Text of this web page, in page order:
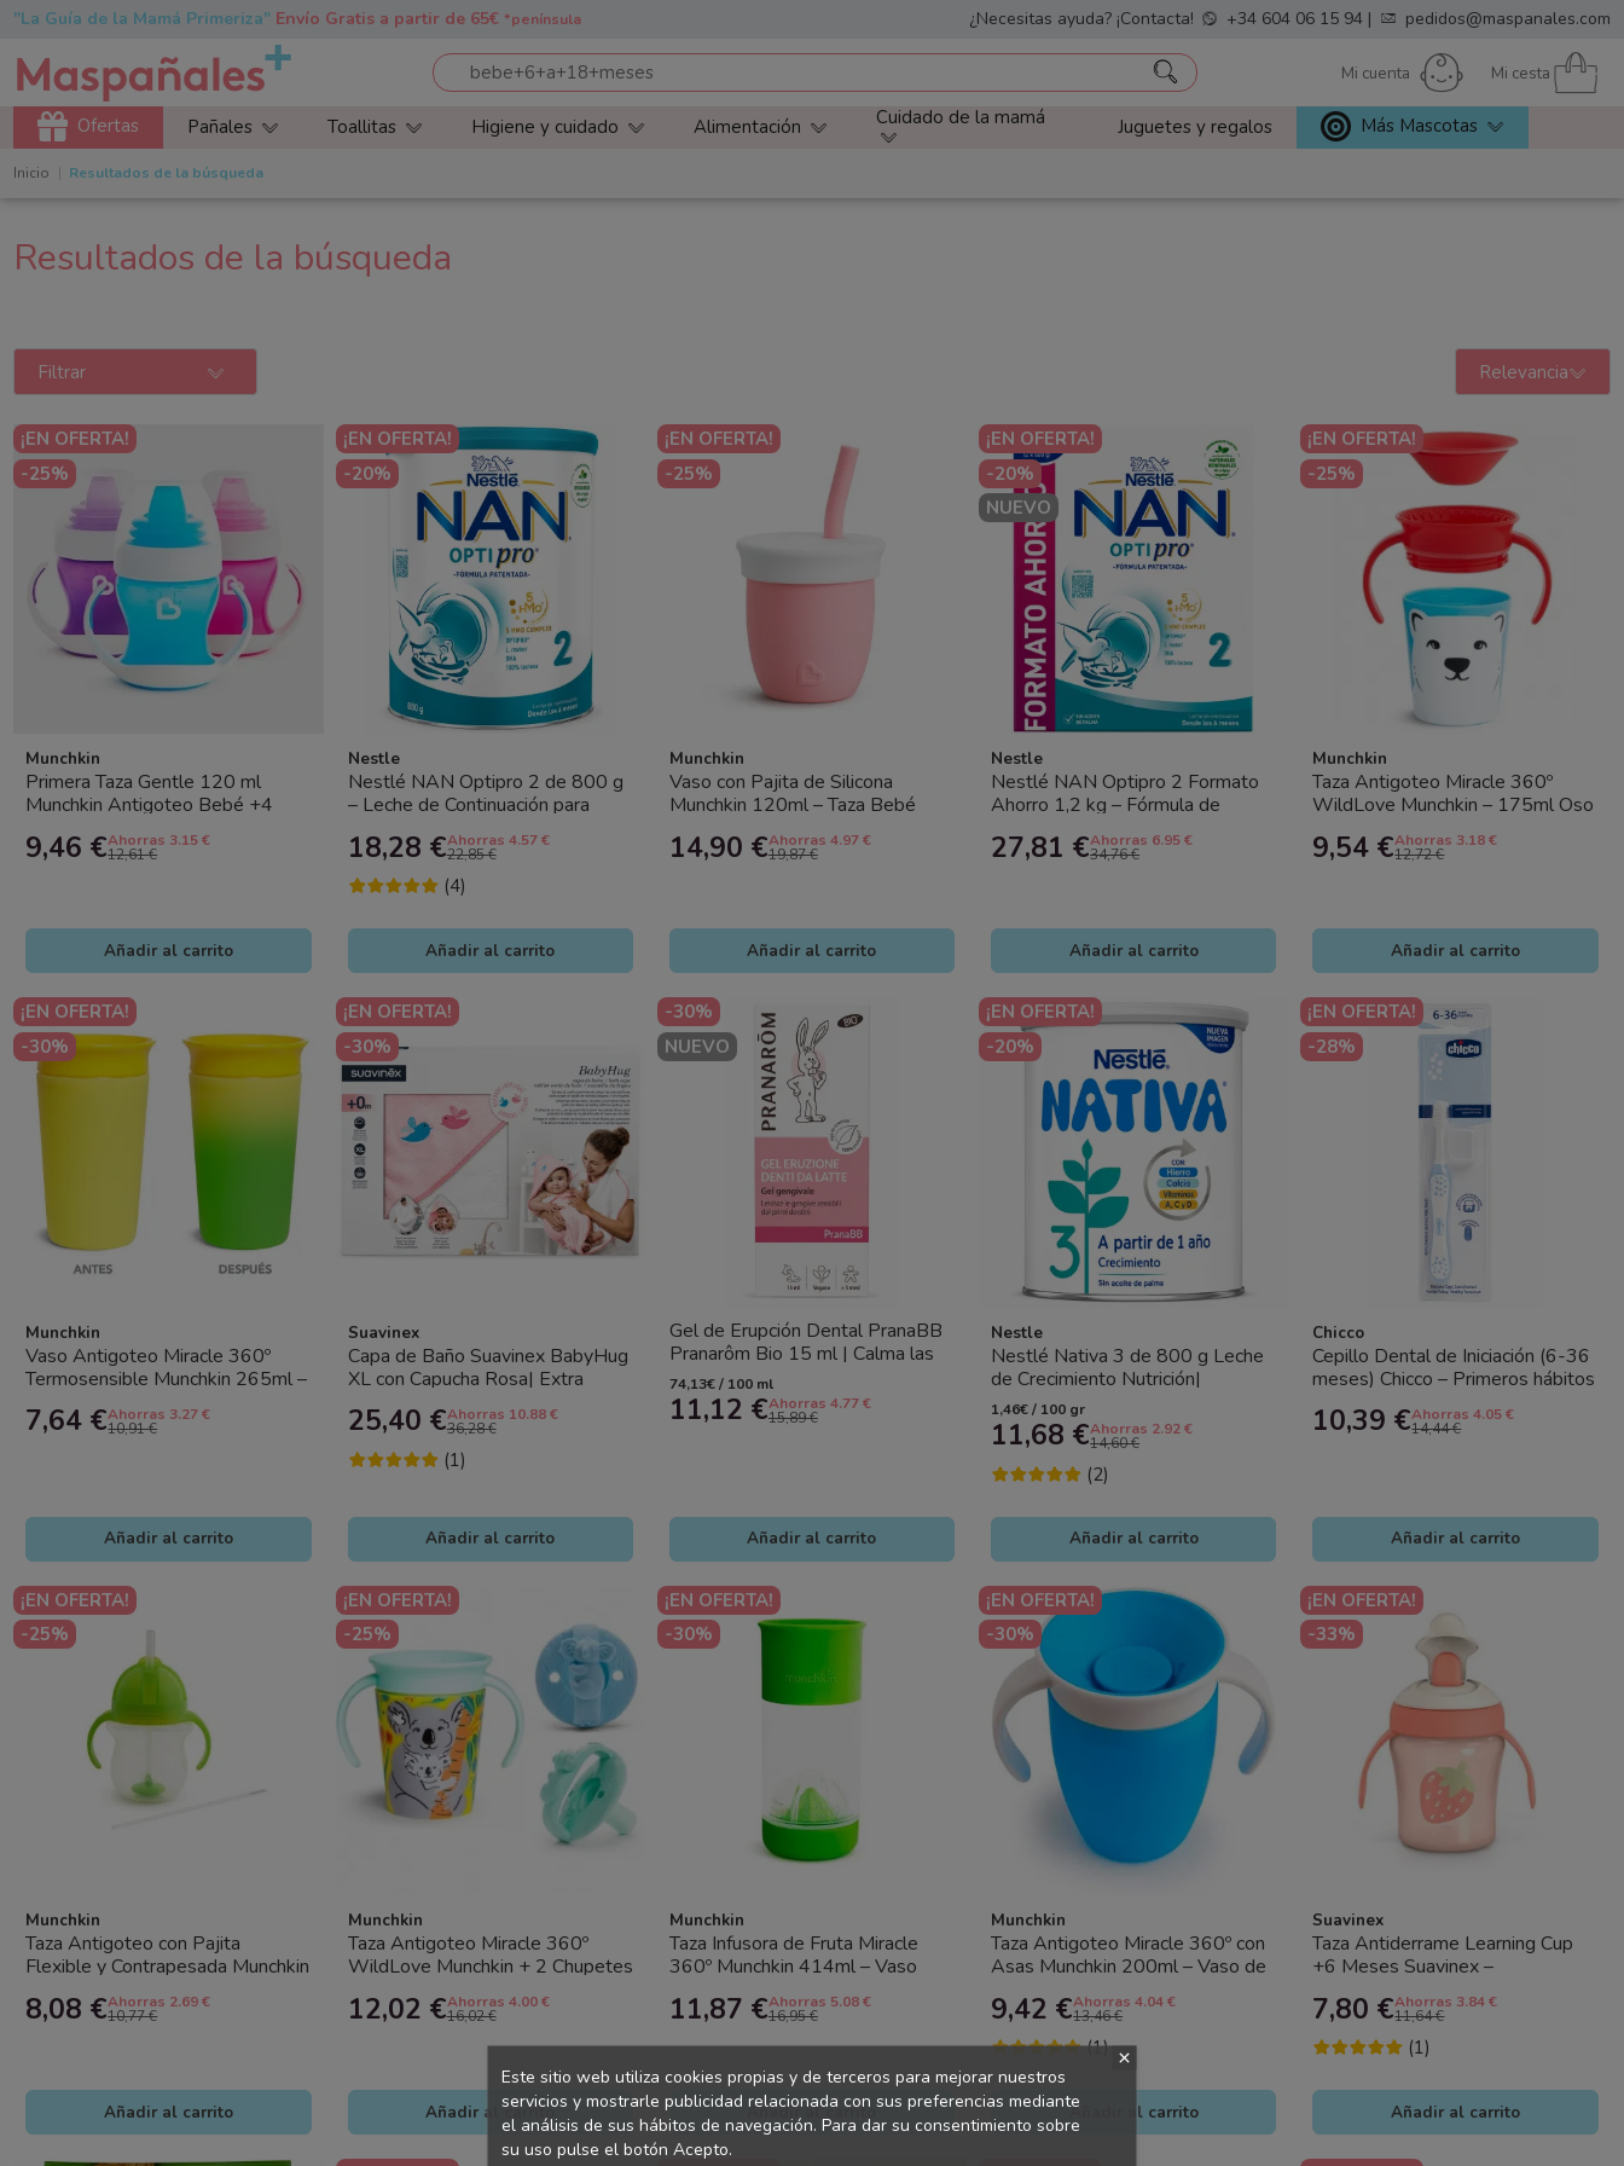
"La Guía de la Mamá Primeriza" Envío Gratis a partir de 65€*península ¿Necesitas ayuda? ¡Contacta! +34 604 06 15 94 | pedidos@maspanales.com
Mi cuenta Mi cesta
Ofertas Pañales Toallitas Higiene y cuidado Alimentación Cuidado de la mamá Juguetes y regalos Más Mascotas
Inicio Resultados de la búsqueda
Resultados de la búsqueda
Filtrar Relevancia
¡EN OFERTA!
-25%
Munchkin
Primera Taza Gentle 120 ml
Munchkin Antigoteo Bebé +4
9,46 €Ahorras 3.15 €
12,61 €
Añadir al carrito
¡EN OFERTA!
-20%
Nestle
Nestlé NAN Optipro 2 de 800 g
– Leche de Continuación para
18,28 €Ahorras 4.57 €
22,85 €
(4)
Añadir al carrito
¡EN OFERTA!
-25%
Munchkin
Vaso con Pajita de Silicona
Munchkin 120ml – Taza Bebé
14,90 €Ahorras 4.97 €
19,87 €
Añadir al carrito
¡EN OFERTA!
-20%
NUEVO
Nestle
Nestlé NAN Optipro 2 Formato
Ahorro 1,2 kg – Fórmula de
27,81 €Ahorras 6.95 €
34,76 €
Añadir al carrito
¡EN OFERTA!
-25%
Munchkin
Taza Antigoteo Miracle 360º
WildLove Munchkin – 175ml Oso
9,54 €Ahorras 3.18 €
12,72 €
Añadir al carrito
¡EN OFERTA!
-30%
Munchkin
Vaso Antigoteo Miracle 360º
Termosensible Munchkin 265ml –
7,64 €Ahorras 3.27 €
10,91 €
Añadir al carrito
¡EN OFERTA!
-30%
Suavinex
Capa de Baño Suavinex BabyHug
XL con Capucha Rosa| Extra
25,40 €Ahorras 10.88 €
36,28 €
(1)
Añadir al carrito
-30%
NUEVO
Gel de Erupción Dental PranaBB
Pranarôm Bio 15 ml | Calma las
Encías del Bebé desde los...
74,13€ / 100 ml
11,12 €Ahorras 4.77 €
15,89 €
Añadir al carrito
¡EN OFERTA!
-20%
Nestle
Nestlé Nativa 3 de 800 g Leche
de Crecimiento Nutrición|
Completa para tu Bebé +12
meses
1,46€ / 100 gr
11,68 €Ahorras 2.92 €
14,60 €
(2)
Añadir al carrito
¡EN OFERTA!
-28%
Chicco
Cepillo Dental de Iniciación (6-36
meses) Chicco – Primeros hábitos
10,39 €Ahorras 4.05 €
14,44 €
Añadir al carrito
¡EN OFERTA!
-25%
Munchkin
Taza Antigoteo con Pajita
Flexible y Contrapesada Munchkin
8,08 €Ahorras 2.69 €
10,77 €
Añadir al carrito
¡EN OFERTA!
-25%
Munchkin
Taza Antigoteo Miracle 360º
WildLove Munchkin + 2 Chupetes
12,02 €Ahorras 4.00 €
16,02 €
Añadir al carrito
¡EN OFERTA!
-30%
Munchkin
Taza Infusora de Fruta Miracle
360º Munchkin 414ml – Vaso
11,87 €Ahorras 5.08 €
16,95 €
Añadir al carrito
¡EN OFERTA!
-30%
Munchkin
Taza Antigoteo Miracle 360º con
Asas Munchkin 200ml – Vaso de
9,42 €Ahorras 4.04 €
13,46 €
(1)
Añadir al carrito
¡EN OFERTA!
-33%
Suavinex
Taza Antiderrame Learning Cup
+6 Meses Suavinex –
7,80 €Ahorras 3.84 €
11,64 €
(1)
Añadir al carrito
Este sitio web utiliza cookies propias y de terceros para mejorar nuestros
servicios y mostrarle publicidad relacionada con sus preferencias mediante
el análisis de sus hábitos de navegación. Para dar su consentimiento sobre
su uso pulse el botón Acepto.